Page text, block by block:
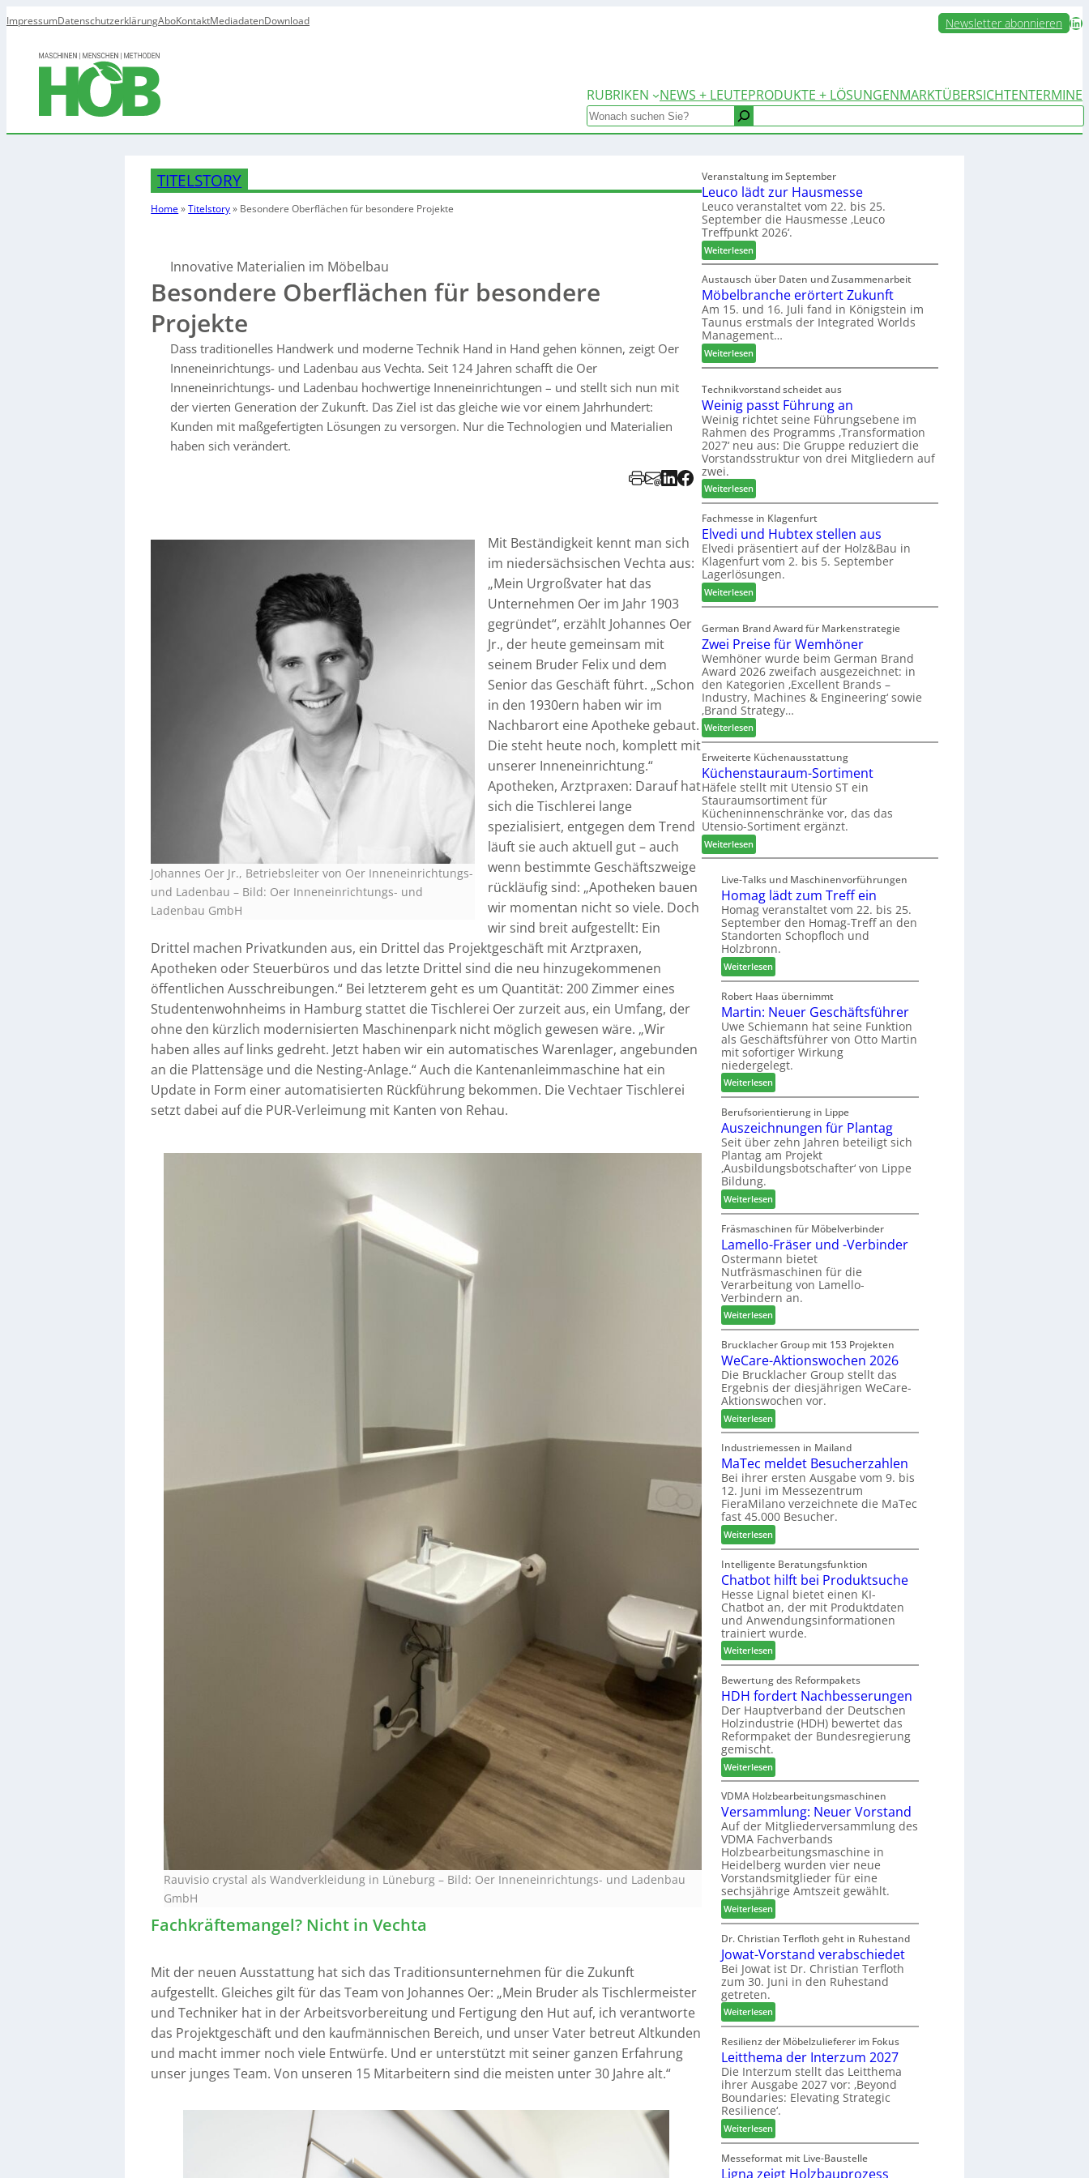
ImpressumDatenschutzerklärungAboKontaktMediadatenDownload Newsletter abonnieren LinkedIn
RUBRIKEN NEWS + LEUTEPRODUKTE + LÖSUNGENMARKTÜBERSICHTENTERMINE
Search
TITELSTORY
Home»Titelstory» Besondere Oberflächenfür besondere Projekte
Innovative Materialien im Möbelbau
Besondere Oberflächen für besondere
Projekte
Dass traditionelles Handwerk und moderne Technik Hand in Hand gehen können, zeigt Oer
Inneneinrichtungs- und Ladenbau aus Vechta. Seit 124 Jahren schafft die Oer
Inneneinrichtungs- und Ladenbau hochwertige Inneneinrichtungen – und stellt sich nun mit
der vierten Generation der Zukunft. Das Ziel ist das gleiche wie vor einem Jahrhundert:
Kunden mit maßgefertigten Lösungen zu versorgen. Nur die Technologien und Materialien
haben sich verändert.
Johannes Oer Jr., Betriebsleiter von Oer Inneneinrichtungs-
und Ladenbau – Bild: Oer Inneneinrichtungs- und
Ladenbau GmbH
Mit Beständigkeit kennt man sich
im niedersächsischen Vechta aus:
„Mein Urgroßvater hat das
Unternehmen Oer im Jahr 1903
gegründet“, erzählt Johannes Oer
Jr., der heute gemeinsam mit
seinem Bruder Felix und dem
Senior das Geschäft führt. „Schon
in den 1930ern haben wir im
Nachbarort eine Apotheke gebaut.
Die steht heute noch, komplett mit
unserer Inneneinrichtung.“
Apotheken, Arztpraxen: Darauf hat
sich die Tischlerei lange
spezialisiert, entgegen dem Trend
läuft sie auch aktuell gut – auch
wenn bestimmte Geschäftszweige
rückläufig sind: „Apotheken bauen
wir momentan nicht so viele. Doch
wir sind breit aufgestellt: Ein
Drittel machen Privatkunden aus, ein Drittel das Projektgeschäft mit Arztpraxen,
Apotheken oder Steuerbüros und das letzte Drittel sind die neu hinzugekommenen
öffentlichen Ausschreibungen.“ Bei letzterem geht es um Quantität: 200 Zimmer eines
Studentenwohnheims in Hamburg stattet die Tischlerei Oer zurzeit aus, ein Umfang, der
ohne den kürzlich modernisierten Maschinenpark nicht möglich gewesen wäre. „Wir
haben alles auf links gedreht. Jetzt haben wir ein automatisches Warenlager, angebunden
an die Plattensäge und die Nesting-Anlage.“ Auch die Kantenanleimmaschine hat ein
Update in Form einer automatisierten Rückführung bekommen. Die Vechtaer Tischlerei
setzt dabei auf die PUR-Verleimung mit Kanten von Rehau.
Rauvisio crystal als Wandverkleidung in Lüneburg – Bild: Oer Inneneinrichtungs- und Ladenbau
GmbH
Fachkräftemangel? Nicht in Vechta
Mit der neuen Ausstattung hat sich das Traditionsunternehmen für die Zukunft
aufgestellt. Gleiches gilt für das Team von Johannes Oer: „Mein Bruder als Tischlermeister
und Techniker hat in der Arbeitsvorbereitung und Fertigung den Hut auf, ich verantworte
das Projektgeschäft und den kaufmännischen Bereich, und unser Vater betreut Altkunden
und macht immer noch viele Entwürfe. Und er unterstützt mit seiner ganzen Erfahrung
unser junges Team. Von unseren 15 Mitarbeitern sind die meisten unter 30 Jahre alt.“
Veranstaltung im September
Leuco lädt zur Hausmesse
Leuco veranstaltet vom 22. bis 25.
September die Hausmesse ‚Leuco
Treffpunkt 2026‘.
Weiterlesen:
L
e
u
c
o
l
d
z
u
r
H
a
s
m
s
s
e
Austausch über Daten und Zusammenarbeit
Möbelbranche erörtert Zukunft
Am 15. und 16. Juli fand in Königstein im
Taunus erstmals der Integrated Worlds
Management…
Weiterlesen:
M
b
e
l
b
r
n
c
h
e
r
ö
r
t
r
t
Z
u
k
u
n
f
t
Technikvorstand scheidet aus
Weinig passt Führung an
Weinig richtet seine Führungsebene im
Rahmen des Programms ‚Transformation
2027‘ neu aus: Die Gruppe reduziert die
Vorstandsstruktur von drei Mitgliedern auf
zwei.
Weiterlesen:
W
e
i
n
i
g
a
s
t
F
ü
h
r
u
n
a
n
Fachmesse in Klagenfurt
Elvedi und Hubtex stellen aus
Elvedi präsentiert auf der Holz&Bau in
Klagenfurt vom 2. bis 5. September
Lagerlösungen.
Weiterlesen:
E
v
e
d
i
u
n
d
H
u
t
e
x
s
t
e
l
e
n
a
u
s
German Brand Award für Markenstrategie
Zwei Preise für Wemhöner
Wemhöner wurde beim German Brand
Award 2026 zweifach ausgezeichnet: in
den Kategorien ‚Excellent Brands –
Industry, Machines & Engineering‘ sowie
‚Brand Strategy…
Weiterlesen:
Z
w
e
i
P
r
e
i
s
f
ü
r
W
e
m
h
n
e
r
Erweiterte Küchenausstattung
Küchenstauraum-Sortiment
Häfele stellt mit Utensio ST ein
Stauraumsortiment für
Kücheninnenschränke vor, das das
Utensio-Sortiment ergänzt.
Weiterlesen:
K
c
h
e
n
s
t
a
r
a
u
m
-
S
o
t
i
m
e
n
t
Live-Talks und Maschinenvorführungen
Homag lädt zum Treff ein
Homag veranstaltet vom 22. bis 25.
September den Homag-Treff an den
Standorten Schopfloch und
Holzbronn.
Weiterlesen:
H
o
m
a
g
l
ä
d
t
z
u
m
T
r
f
f
e
i
n
Robert Haas übernimmt
Martin: Neuer Geschäftsführer
Uwe Schiemann hat seine Funktion
als Geschäftsführer von Otto Martin
mit sofortiger Wirkung
niedergelegt.
Weiterlesen:
M
a
r
t
i
n
N
e
u
e
r
G
e
s
c
h
ä
f
t
s
f
ü
h
r
e
r
Berufsorientierung in Lippe
Auszeichnungen für Plantag
Seit über zehn Jahren beteiligt sich
Plantag am Projekt
‚Ausbildungsbotschafter‘ von Lippe
Bildung.
Weiterlesen:
A
u
s
z
e
i
c
h
n
u
n
g
e
n
ü
r
P
l
a
n
t
a
g
Fräsmaschinen für Möbelverbinder
Lamello-Fräser und -Verbinder
Ostermann bietet
Nutfräsmaschinen für die
Verarbeitung von Lamello-
Verbindern an.
Weiterlesen:
L
a
m
e
l
l
-
F
r
ä
s
e
r
u
n
d
-
V
e
r
b
i
n
d
e
r
Brucklacher Group mit 153 Projekten
WeCare-Aktionswochen 2026
Die Brucklacher Group stellt das
Ergebnis der diesjährigen WeCare-
Aktionswochen vor.
Weiterlesen:
W
e
C
a
r
e
-
A
k
t
i
o
n
s
w
o
c
h
e
n
2
0
2
6
Industriemessen in Mailand
MaTec meldet Besucherzahlen
Bei ihrer ersten Ausgabe vom 9. bis
12. Juni im Messezentrum
FieraMilano verzeichnete die MaTec
fast 45.000 Besucher.
Weiterlesen:
M
a
T
e
c
m
e
l
d
e
t
B
e
s
u
c
h
e
r
z
a
h
l
e
n
Intelligente Beratungsfunktion
Chatbot hilft bei Produktsuche
Hesse Lignal bietet einen KI-
Chatbot an, der mit Produktdaten
und Anwendungsinformationen
trainiert wurde.
Weiterlesen:
C
h
a
t
b
o
t
h
i
l
f
t
b
e
i
P
r
o
d
u
k
t
s
u
c
h
e
Bewertung des Reformpakets
HDH fordert Nachbesserungen
Der Hauptverband der Deutschen
Holzindustrie (HDH) bewertet das
Reformpaket der Bundesregierung
gemischt.
Weiterlesen:
H
D
H
f
o
r
d
e
r
t
N
a
c
h
b
s
s
e
r
u
n
g
e
n
VDMA Holzbearbeitungsmaschinen
Versammlung: Neuer Vorstand
Auf der Mitgliederversammlung des
VDMA Fachverbands
Holzbearbeitungsmaschine in
Heidelberg wurden vier neue
Vorstandsmitglieder für eine
sechsjährige Amtszeit gewählt.
Weiterlesen:
V
e
r
s
a
m
l
u
n
g
:
N
e
u
e
r
V
Dr. Christian Terfloth geht in Ruhestand
Jowat-Vorstand verabschiedet
Bei Jowat ist Dr. Christian Terfloth
zum 30. Juni in den Ruhestand
getreten.
Weiterlesen:
J
o
w
a
t
-
V
o
r
s
t
Resilienz der Möbelzulieferer im Fokus
Leitthema der Interzum 2027
Die Interzum stellt das Leitthema
ihrer Ausgabe 2027 vor: ‚Beyond
Boundaries: Elevating Strategic
Resilience‘.
Weiterlesen:
L
e
i
Messeformat mit Live-Baustelle
Ligna zeigt Holzbauprozess